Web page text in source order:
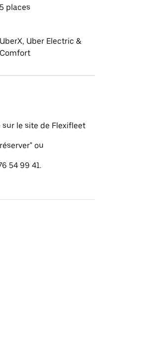
5 places
UberX, Uber Electric &
Comfort
le site de Flexifleet
ou
54 99 41.